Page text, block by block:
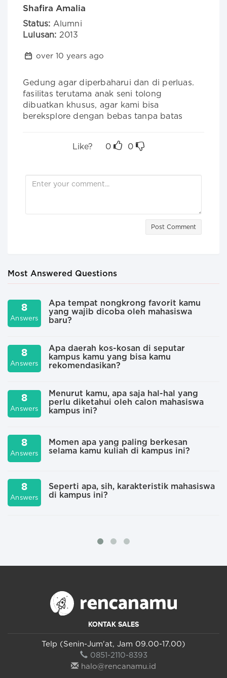
Shafira Amalia
Status: Alumni
Lulusan: 2013
over 10 years ago
Gedung agar diperbaharui dan di perluas.
fasilitas terutama anak seni tolong
dibuatkan khusus, agar kami bisa
bereksplore dengan bebas tanpa batas
Like? 0 0
Post Comment
Most Answered Questions
8
Answers
Apa tempat nongkrong favorit kamu
yang wajib dicoba oleh mahasiswa
baru?
8
Answers
Apa daerah kos-kosan di seputar
kampus kamu yang bisa kamu
rekomendasikan?
8
Answers
Menurut kamu, apa saja hal-hal yang
perlu diketahui oleh calon mahasiswa
kampus ini?
8
Answers
Momen apa yang paling berkesan
selama kamu kuliah di kampus ini?
8
Answers
Seperti apa, sih, karakteristik mahasiswa
di kampus ini?
KONTAK SALES
Telp (Senin-Jum'at, Jam 09.00-17.00)
0851-2110-8393
halo@rencanamu.id